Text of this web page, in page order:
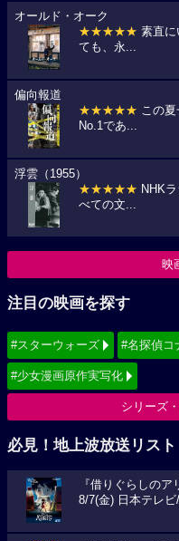
オールド・オーク
★★★★★ 素直に
ても、永...
偏向報道
★★★★★ この
No.1であ...
浮雲（1955）
★★★★★ NHK
べての文...
映
注目の映画を探す
#スターウォーズ #名探偵コ
#少女漫画原作実写化
シリーズ
必見！地上波放送リスト
『借りぐらしのア
8/7(金) 日本テレ